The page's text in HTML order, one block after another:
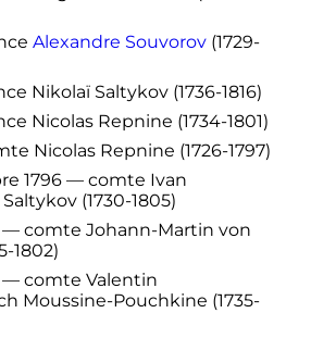
Alexandre Souvorov(1729-
Nikolaï Saltykov (1736-1816)
Nicolas Repnine (1734-1801)
Nicolas Repnine (1726-1797)
1796— comte Ivan
(1730-1805)
comte Johann-Martin von
1802)
comte Valentin
Moussine-Pouchkine (1735-